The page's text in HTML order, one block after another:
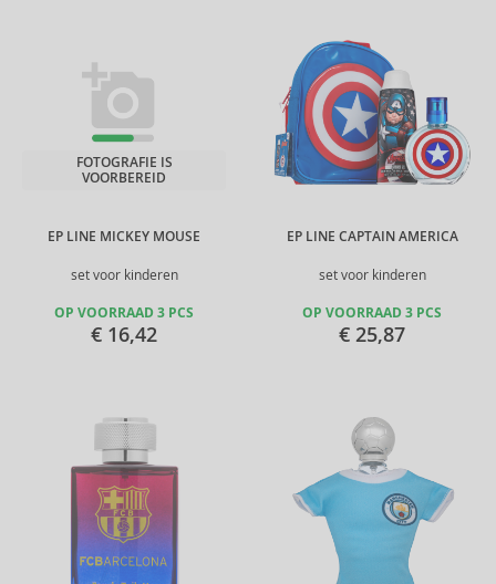
EP LINE MICKEY MOUSE
set voor kinderen
FOTOGRAFIE IS
VOORBEREID
OP VOORRAAD 3 PCS
€ 16,42
EP LINE CAPTAIN AMERICA
set voor kinderen
OP VOORRAAD 3 PCS
€ 25,87